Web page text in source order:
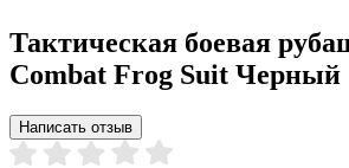
Тактическая боевая
Combat Frog Suit Черный
Написать отзыв